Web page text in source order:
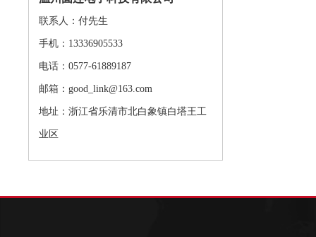
联系人：付先生
手机：13336905533
电话：0577-61889187
邮箱：good_link@163.com
地址：浙江省乐清市北白象镇白塔王工
业区